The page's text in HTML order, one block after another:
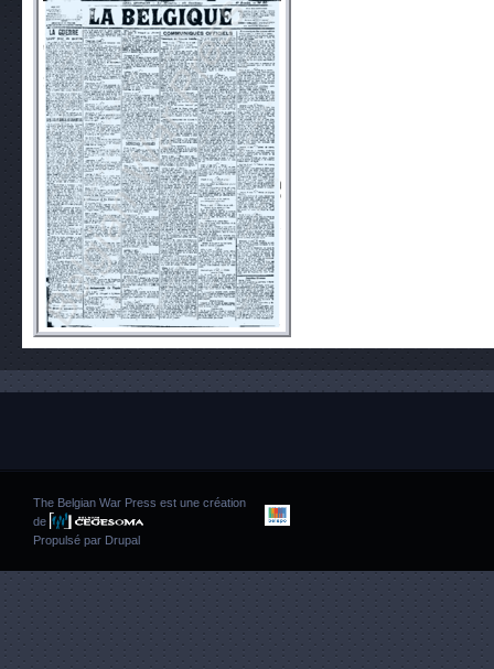
The Belgian War Press est une création
de
Propulsé par Drupal